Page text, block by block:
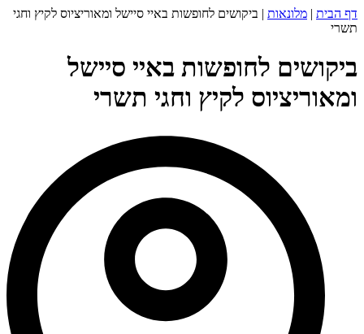
דף הבית | מלונאות | ביקושים לחופשות באיי סיישל ומאוריציוס לקיץ וחגי
תשרי
ביקושים לחופשות באיי סיישל
ומאוריציוס לקיץ וחגי תשרי